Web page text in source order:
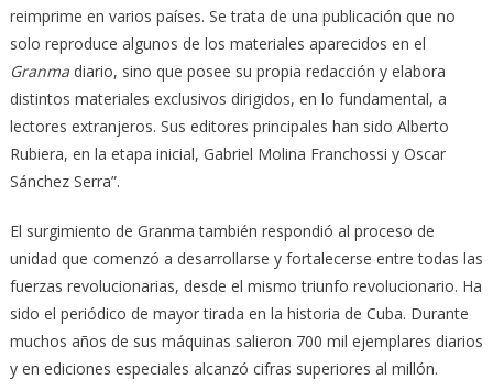
reimprime en varios países. Se trata de una publicación que no
solo reproduce algunos de los materiales aparecidos en el
Granma diario, sino que posee su propia re­dacción y elabora
distintos materiales exclusivos dirigidos, en lo fundamen­tal, a
lectores extranjeros. Sus editores principales han sido Alberto
Rubiera, en la etapa inicial, Gabriel Molina Franchossi y Oscar
Sánchez Serra”.
El surgimiento de Granma también respondió al proceso de
unidad que comenzó a desarrollarse y fortalecerse entre todas las
fuerzas revolucionarias, desde el mismo triunfo revolucionario. Ha
sido el periódico de mayor tirada en la historia de Cuba. Durante
muchos años de sus máquinas salieron 700 mil ejemplares diarios
y en ediciones especiales alcanzó cifras superiores al millón.